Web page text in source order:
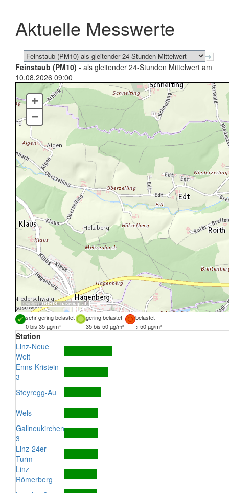
schließen
Aktuelle Messwerte
Feinstaub (PM10) - als gleitender 24-Stunden Mittelwert am
10.08.2026 09:00
Quellen: DORIS,basemap.at
+
–
sehr gering belastet gering belastet
belastet
0 bis 35 µg/m³
35 bis 50 µg/m³ > 50 µg/m³
Station
Linz-Neue
Welt
Enns-Kristein
3
Steyregg-Au
Wels
Gallneukirchen
3
Linz-24er-
Turm
Linz-
Römerberg